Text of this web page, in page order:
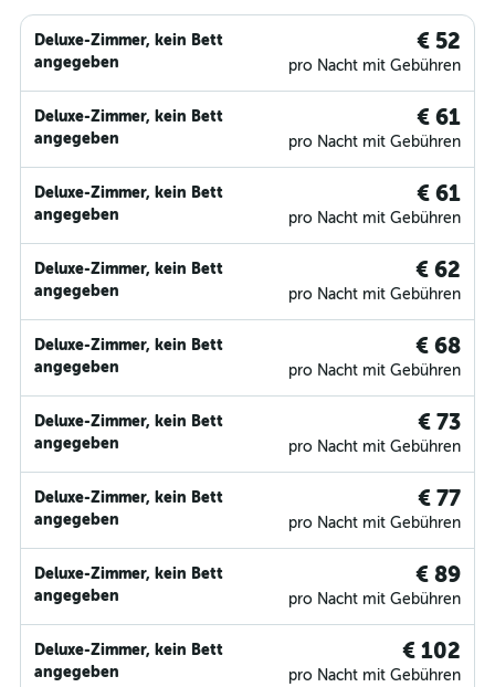
Deluxe-Zimmer, kein Bett
angegeben
€ 52
pro Nacht mit Gebühren
Deluxe-Zimmer, kein Bett
angegeben
€ 61
pro Nacht mit Gebühren
Deluxe-Zimmer, kein Bett
angegeben
€ 61
pro Nacht mit Gebühren
Deluxe-Zimmer, kein Bett
angegeben
€ 62
pro Nacht mit Gebühren
Deluxe-Zimmer, kein Bett
angegeben
€ 68
pro Nacht mit Gebühren
Deluxe-Zimmer, kein Bett
angegeben
€ 73
pro Nacht mit Gebühren
Deluxe-Zimmer, kein Bett
angegeben
€ 77
pro Nacht mit Gebühren
Deluxe-Zimmer, kein Bett
angegeben
€ 89
pro Nacht mit Gebühren
Deluxe-Zimmer, kein Bett
angegeben
€ 102
pro Nacht mit Gebühren